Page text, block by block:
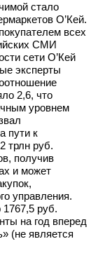
стало
О’Кей.
всех
СМИ
сети О’Кей
эксперты
2,6, что
уровнем
пути к
трлн руб.
получив
и может
управления.
руб.
на год вперед
(не является